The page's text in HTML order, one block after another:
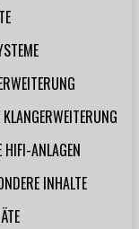
KLANGERWEITERUNG
HIFI-ANLAGEN
INHALTE